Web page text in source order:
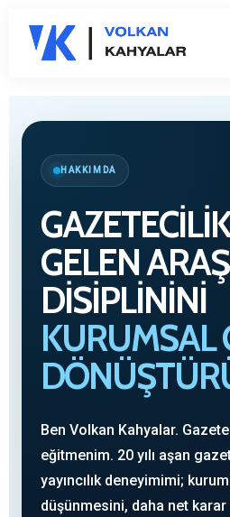
HAKKIMDA
GELEN
DISIPLININI
KURUMSAL
Ben Volkan Kahyalar.
eğitmenim. 20 yılı aşan
yayıncılık deneyimimi;
düşünmesini, daha net karar